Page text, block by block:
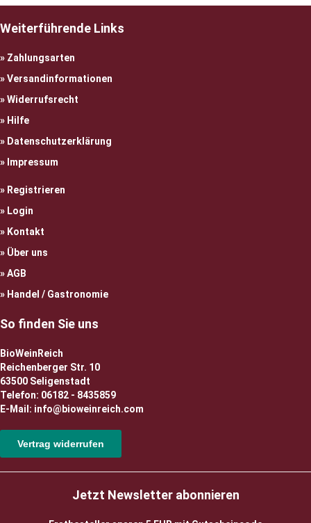
Weiterführende Links
Zahlungsarten
Versandinformationen
Widerrufsrecht
Hilfe
Datenschutzerklärung
Impressum
Registrieren
Login
Kontakt
Über uns
AGB
Handel / Gastronomie
So finden Sie uns
BioWeinReich
Reichenberger Str. 10
63500 Seligenstadt
Telefon: 06182 - 8435859
E-Mail: info@bioweinreich.com
Vertrag widerrufen
Jetzt Newsletter abonnieren